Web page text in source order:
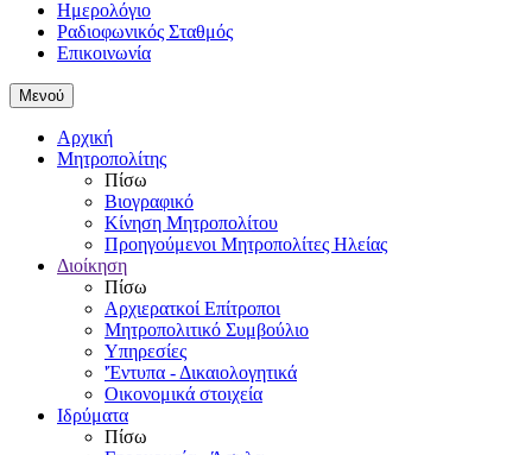
Ημερολόγιο
Ραδιοφωνικός Σταθμός
Επικοινωνία
Μενού
Αρχική
Μητροπολίτης
Πίσω
Βιογραφικό
Κίνηση Μητροπολίτου
Προηγούμενοι Μητροπολίτες Ηλείας
Διοίκηση
Πίσω
Αρχιερατκοί Επίτροποι
Μητροπολιτικό Συμβούλιο
Υπηρεσίες
'Έντυπα - Δικαιολογητικά
Οικονομικά στοιχεία
Ιδρύματα
Πίσω